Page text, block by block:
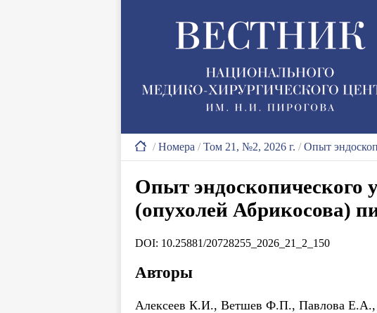
/Номера /Том 21, №2, 2026 г. /Опыт
Опыт эндоскопического
(опухолей Абрикосова)
DOI: 10.25881/20728255_2026_21_2_150
Авторы
Алексеев К.И., Ветшев Ф.П., Павлова